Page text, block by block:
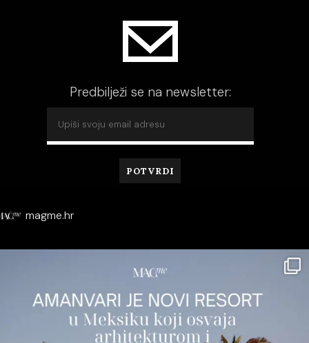
Predbilježi se na newsletter:
magme.hr